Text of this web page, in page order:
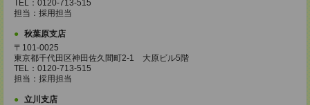
TEL：0120-713-515
担当：採用担当
秋葉原支店
〒101-0025
東京都千代田区神田佐久間町2-1 大原ビル5階
TEL：0120-713-515
担当：採用担当
立川支店